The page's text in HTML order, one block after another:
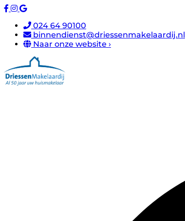
024 64 90100
binnendienst@driessenmakelaardij.nl
Naar onze website ›